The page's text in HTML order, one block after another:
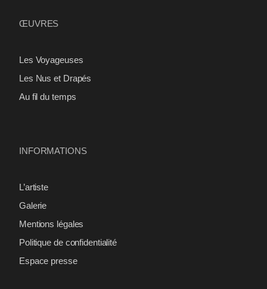
ŒUVRES
Les Voyageuses
Les Nus et Drapés
Au fil du temps
INFORMATIONS
L’artiste
Galerie
Mentions légales
Politique de confidentialité
Espace presse